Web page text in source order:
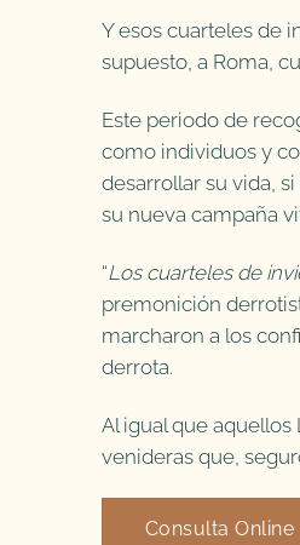
Y esos cuarteles de
supuesto, a Roma,
Este periodo de
como individuos y
desarrollar su vida,
su nueva campaña
“Los cuarteles de
premonición
marcharon a los
derrota.
Al igual que
venideras que,
Consulta Online